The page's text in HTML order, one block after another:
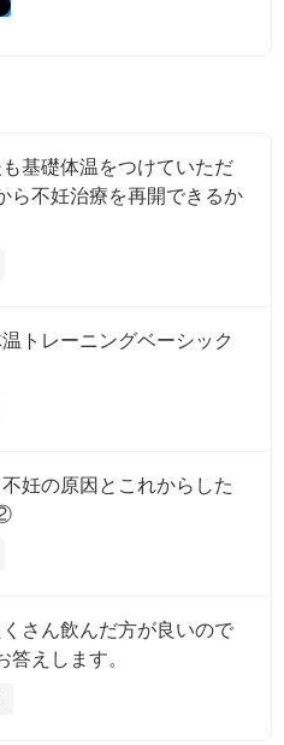
基礎体温をつけていただ
ら不妊治療を再開できるか
トレーニングベーシック
妊の原因とこれからした
さん飲んだ方が良いので
答えします。